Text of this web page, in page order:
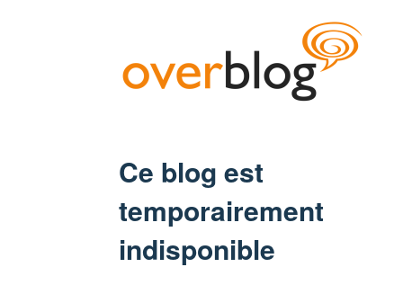
Ce blog est
temporairement
indisponible